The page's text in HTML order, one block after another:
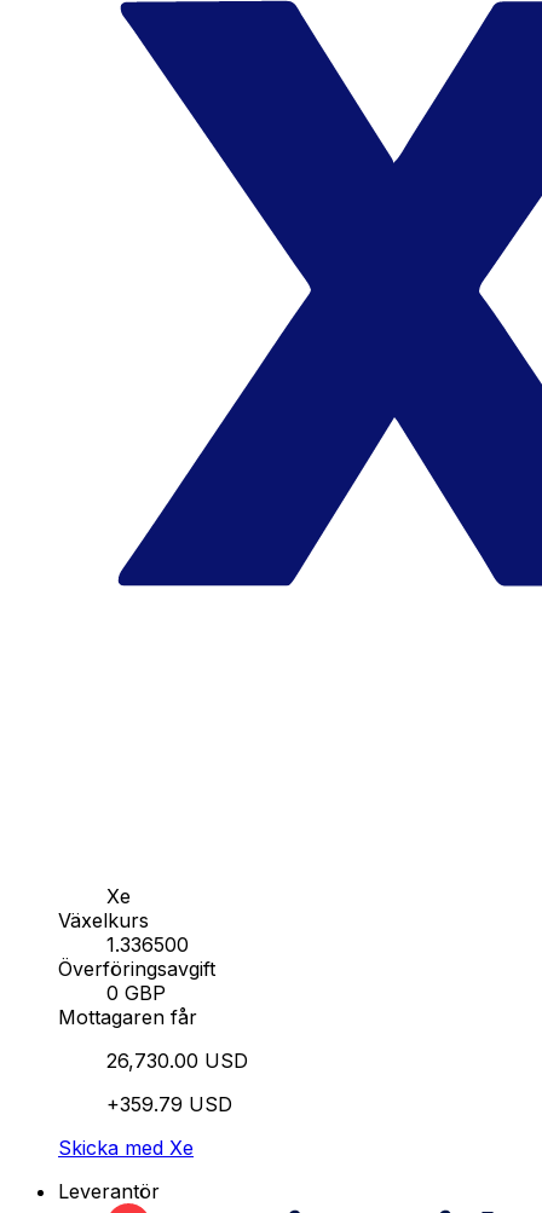
Xe
Växelkurs
1.336500
Överföringsavgift
0 GBP
Mottagaren får
26,730.00 USD
+359.79 USD
Skicka med Xe
Leverantör